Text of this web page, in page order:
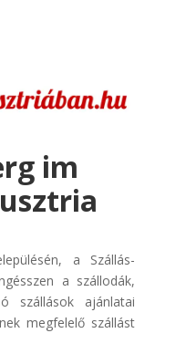
im
a Szállás-
a szállodák,
szállások ajánlatai
megfelelő szállást